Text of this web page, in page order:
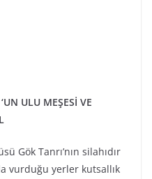
ULU MEŞESİ VE
Gök Tanrı’nın silahıdır
vurduğu yerler kutsallık